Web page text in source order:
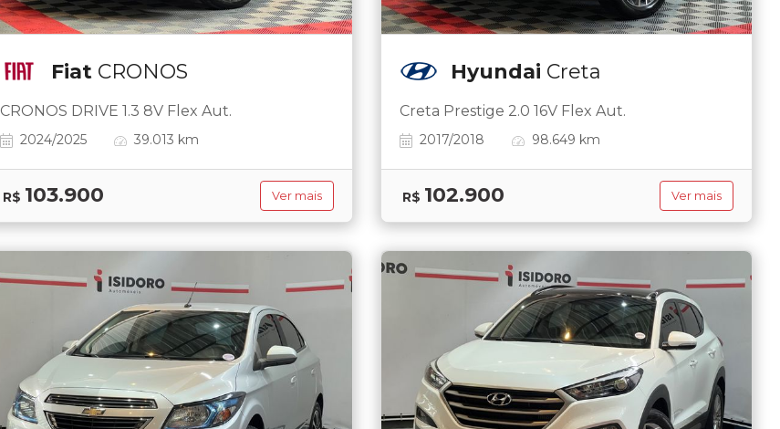
Fiat CRONOS
CRONOS DRIVE 1.3 8V Flex Aut.
2024/2025 39.013 km
R$ 103.900 Ver mais
Hyundai Creta
Creta Prestige 2.0 16V Flex Aut.
2017/2018 98.649 km
R$ 102.900 Ver mais